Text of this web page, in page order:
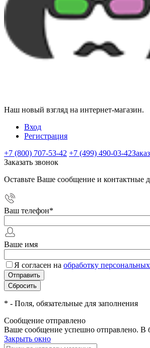
Наш новый взгляд на интернет-магазин.
Вход
Регистрация
+7 (800) 707-53-42 +7 (499) 490-03-42
Заказать звонок
Оставьте Ваше сообщение и контактные
Ваш телефон*
Ваше имя
Я согласен на обработку
* - Поля, обязательные для заполнения
Сообщение отправлено
Ваше сообщение успешно отправлено. В
Закрыть окно